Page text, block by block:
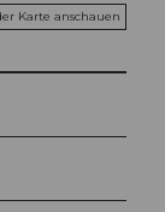
Karte anschauen